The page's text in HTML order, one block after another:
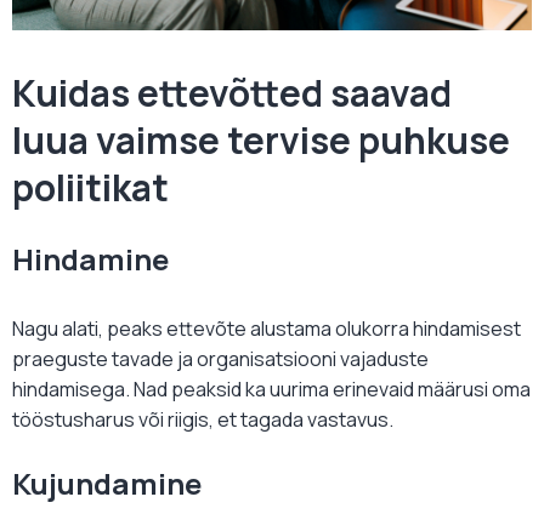
Kuidas ettevõtted saavad
luua vaimse tervise puhkuse
poliitikat
Hindamine
Nagu alati, peaks ettevõte alustama olukorra hindamisest
praeguste tavade ja organisatsiooni vajaduste
hindamisega. Nad peaksid ka uurima erinevaid määrusi oma
tööstusharus või riigis, et tagada vastavus.
Kujundamine